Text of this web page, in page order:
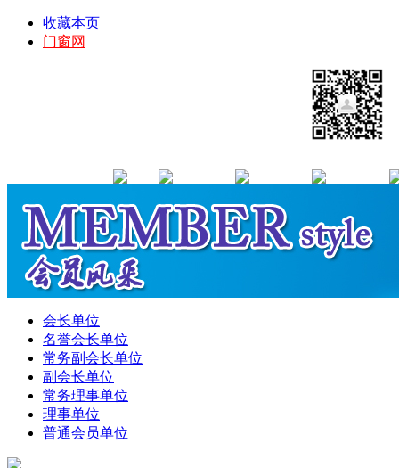
收藏本页
门窗网
会长单位
名誉会长单位
常务副会长单位
副会长单位
常务理事单位
理事单位
普通会员单位